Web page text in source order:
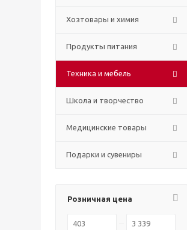
Хозтовары и химия
Продукты питания
Техника и мебель
Школа и творчество
Медицинские товары
Подарки и сувениры
Розничная цена